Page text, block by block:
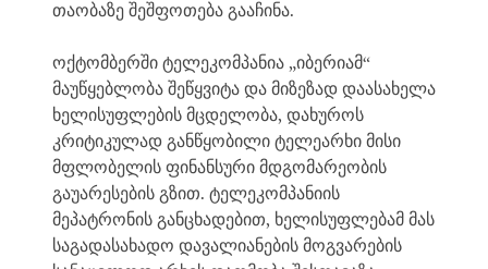
თაობაზე შეშფოთება გააჩინა.
ოქტომბერში ტელეკომპანია „იბერიამ“
მაუწყებლობა შეწყვიტა და მიზეზად დაასახელა
ხელისუფლების მცდელობა, დახუროს
კრიტიკულად განწყობილი ტელეარხი მისი
მფლობელის ფინანსური მდგომარეობის
გაუარესების გზით. ტელეკომპანიის
მეპატრონის განცხადებით, ხელისუფლებამ მას
საგადასახადო დავალიანების მოგვარების